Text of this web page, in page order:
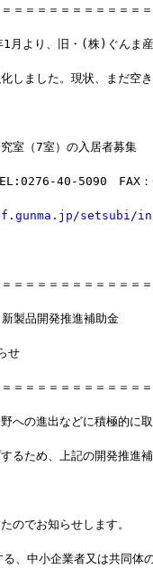
＝＝＝＝＝＝＝＝＝＝＝
月より、旧・(株)ぐんま
しました。現状、まだ空
室（7室）の入居者募集
40-5090　FAX
setsubi/
＝＝＝＝＝＝＝＝＝＝＝
・新製品開発推進補助金
せ
＝＝＝＝＝＝＝＝＝＝＝
への進出などに積極的に
るため、上記の開発推進
のでお知らせします。
、中小企業者又は共同体